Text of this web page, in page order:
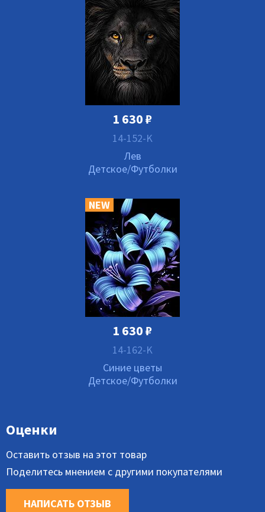
1 630₽
14-152-K
Лев
Детское/Футболки
NEW
1 630₽
14-162-K
Синие цветы
Детское/Футболки
Оценки
Оставить отзыв на этот товар
Поделитесь мнением с другими покупателями
НАПИСАТЬ ОТЗЫВ